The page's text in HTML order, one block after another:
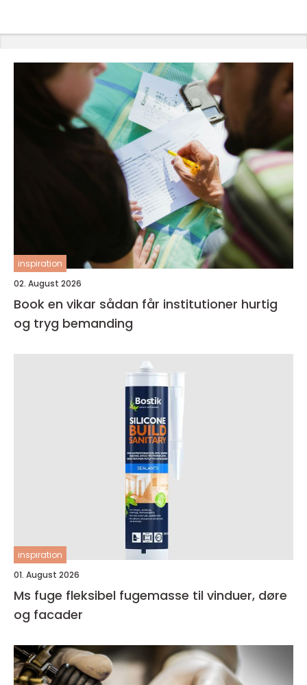
inspiration
02. August 2026
Book en vikar sådan får institutioner hurtig
og tryg bemanding
inspiration
01. August 2026
Ms fuge fleksibel fugemasse til vinduer, døre
og facader